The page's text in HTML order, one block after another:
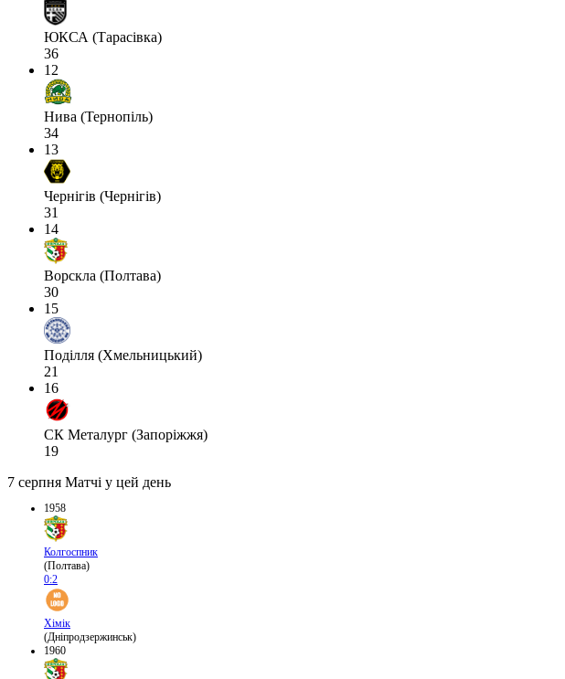
ЮКСА (Тарасівка)
36
12
Нива (Тернопіль)
34
13
Чернігів (Чернігів)
31
14
Ворскла (Полтава)
30
15
Поділля (Хмельницький)
21
16
СК Металург (Запоріжжя)
19
7 серпня Матчі у цей день
1958
Колгоспник
(Полтава)
0:2
Хімік
(Дніпродзержинськ)
1960